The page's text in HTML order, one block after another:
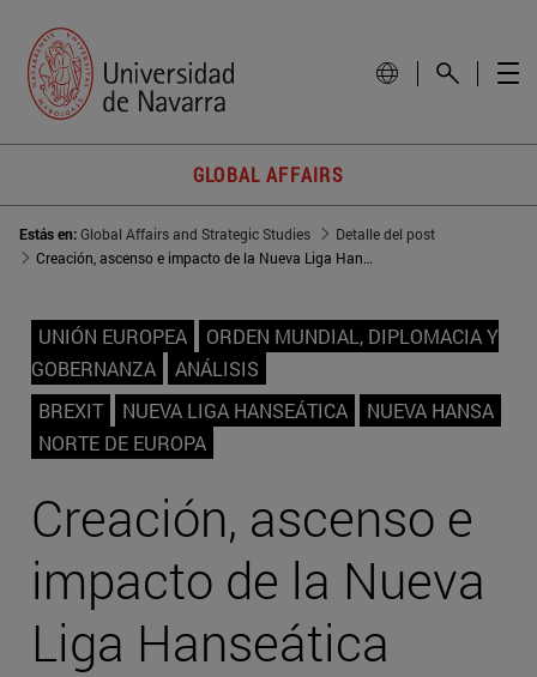
GLOBAL AFFAIRS
Estás en:Global Affairs and Strategic Studies
Detalle del post
Creación, ascenso e impacto de la Nueva Liga Hanseática
UNIÓN EUROPEA
ORDEN MUNDIAL, DIPLOMACIA Y
GOBERNANZA
ANÁLISIS
BREXIT
NUEVA LIGA HANSEÁTICA
NUEVA HANSA
NORTE DE EUROPA
Creación, ascenso e
impacto de la Nueva
Liga Hanseática